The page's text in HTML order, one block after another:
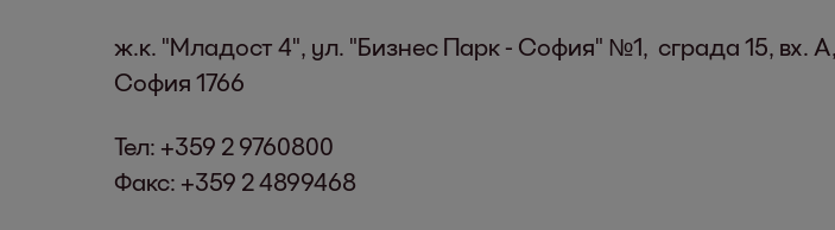
ж.к. "Младост 4", ул. "Бизнес Парк - София" №1, сграда 15, вх. A,
София 1766
Тел: +359 2 9760800
Факс: +359 2 4899468